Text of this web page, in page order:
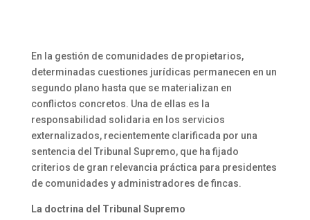
En la gestión de comunidades de propietarios,
determinadas cuestiones jurídicas permanecen en un
segundo plano hasta que se materializan en
conflictos concretos. Una de ellas es la
responsabilidad solidaria en los servicios
externalizados, recientemente clarificada por una
sentencia del Tribunal Supremo, que ha fijado
criterios de gran relevancia práctica para presidentes
de comunidades y administradores de fincas.
La doctrina del Tribunal Supremo